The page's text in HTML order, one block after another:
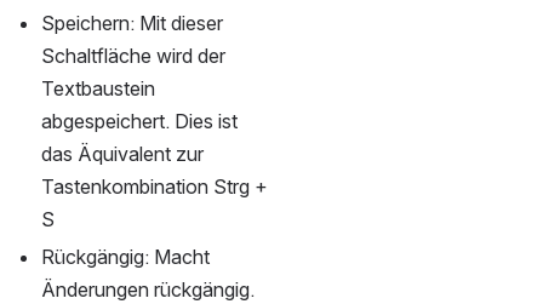
Speichern: Mit dieser
Schaltfläche wird der
Textbaustein
abgespeichert. Dies ist
das Äquivalent zur
Tastenkombination Strg +
S
Rückgängig: Macht
Änderungen rückgängig.